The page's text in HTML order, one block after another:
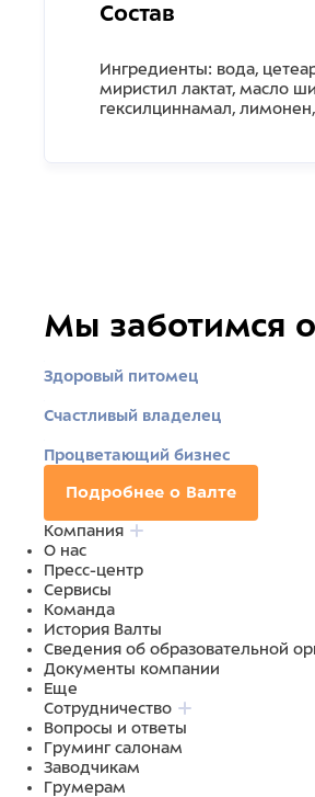
Состав
Ингредиенты: вода,
миристил лактат, масло
гексилциннамал,
Мы заботимся о
Здоровый питомец
Счастливый владелец
Процветающий бизнес
Подробнее о Валте
Компания
О нас
Пресс-центр
Сервисы
Команда
История Валты
Сведения об образовательной
Документы компании
Еще
Сотрудничество
Вопросы и ответы
Груминг салонам
Заводчикам
Грумерам